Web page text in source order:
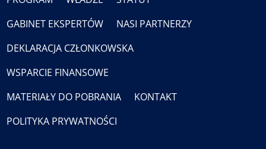
GABINET EKSPERTÓW
NASI PARTNERZY
DEKLARACJA CZŁONKOWSKA
WSPARCIE FINANSOWE
MATERIAŁY DO POBRANIA
KONTAKT
POLITYKA PRYWATNOŚCI